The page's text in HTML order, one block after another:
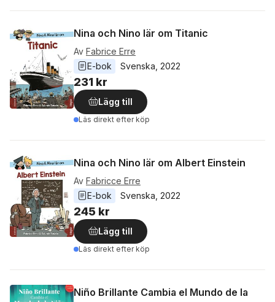
Nina och Nino lär om Titanic
Av Fabrice Erre
E-bok
Svenska 2022
231 kr
Lägg till
Läs direkt efter köp
Nina och Nino lär om Albert Einstein
Av Fabricce Erre
E-bok
Svenska 2022
245 kr
Lägg till
Läs direkt efter köp
Niño Brillante Cambia el Mundo de la